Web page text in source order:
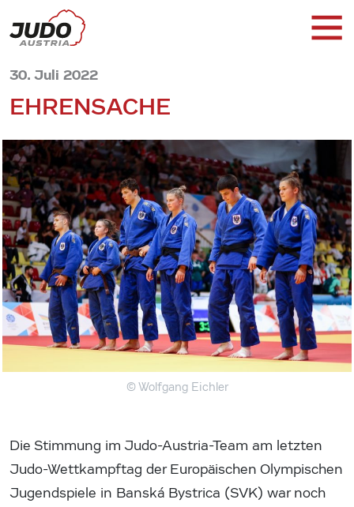
30. Juli 2022
EHRENSACHE
© Wolfgang Eichler
Die Stimmung im Judo-Austria-Team am letzten
Judo-Wettkampftag der Europäischen Olympischen
Jugendspiele in Banská Bystrica (SVK) war noch